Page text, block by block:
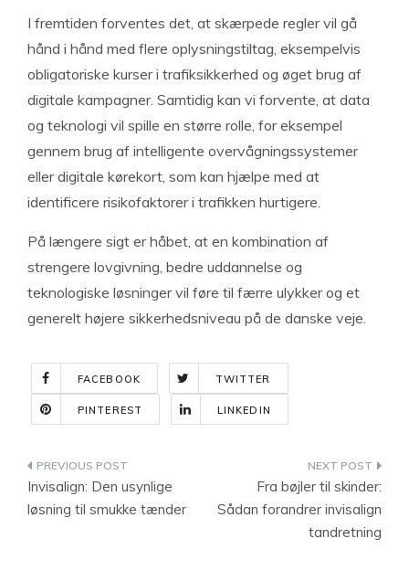
I fremtiden forventes det, at skærpede regler vil gå
hånd i hånd med flere oplysningstiltag, eksempelvis
obligatoriske kurser i trafiksikkerhed og øget brug af
digitale kampagner. Samtidig kan vi forvente, at data
og teknologi vil spille en større rolle, for eksempel
gennem brug af intelligente overvågningssystemer
eller digitale kørekort, som kan hjælpe med at
identificere risikofaktorer i trafikken hurtigere.
På længere sigt er håbet, at en kombination af
strengere lovgivning, bedre uddannelse og
teknologiske løsninger vil føre til færre ulykker og et
generelt højere sikkerhedsniveau på de danske veje.
FACEBOOK TWITTER
PINTEREST LINKEDIN
Indlægsnavigation
Invisalign: Den usynlige
løsning til smukke tænder
Fra bøjler til skinder:
Sådan forandrer invisalign
tandretning